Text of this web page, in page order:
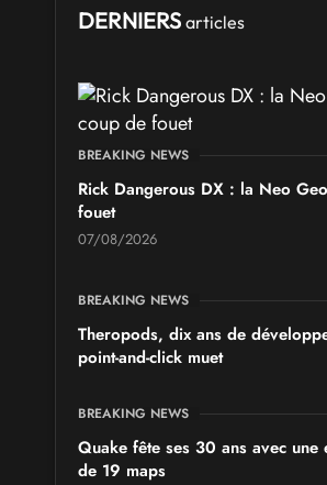
DERNIERS articles
BREAKING NEWS
Rick Dangerous DX : la Neo
fouet
07/08/2026
BREAKING NEWS
Theropods, dix ans de
point-and-click muet
BREAKING NEWS
Quake fête ses 30 ans avec une
de 19 maps